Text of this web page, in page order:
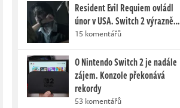
Resident Evil Requiem ovládl
únor v USA. Switch 2 výrazně…
15 komentářů
O Nintendo Switch 2 je nadále
zájem. Konzole překonává
rekordy
53 komentářů